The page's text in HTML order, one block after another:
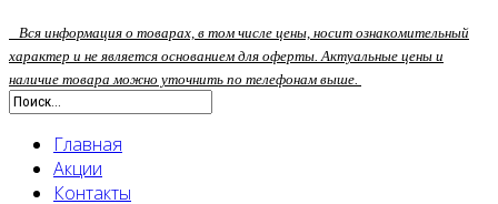
Вся информация о товарах, в том числе цены, носит ознакомительный
характер и не является основанием для оферты. Актуальные цены и
наличие товара можно уточнить по телефонам выше.
Главная
Акции
Контакты